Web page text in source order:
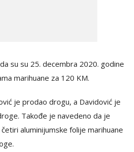
su su 25. decembra 2020. godine
marihuane za 120 KM.
je prodao drogu, a Davidović je
Takođe je navedeno da je
aluminijumske folije marihuane